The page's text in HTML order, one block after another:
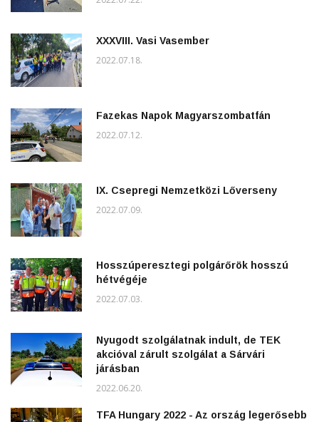
XXXVIII. Vasi Vasember
2022.07.18.
Fazekas Napok Magyarszombatfán
2022.07.12.
IX. Csepregi Nemzetközi Lőverseny
2022.07.09.
Hosszúperesztegi polgárőrök hosszú
hétvégéje
2022.07.03.
Nyugodt szolgálatnak indult, de TEK
akcióval zárult szolgálat a Sárvári
járásban
2022.06.20.
TFA Hungary 2022 - Az ország legerősebb